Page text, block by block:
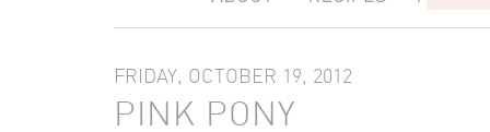
FRIDAY, OCTOBER 19, 2012
PINK PONY